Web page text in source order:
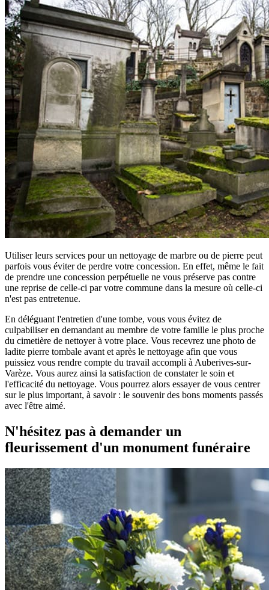
Utiliser leurs services pour un nettoyage de marbre ou de pierre peut
parfois vous éviter de perdre votre concession. En effet, même le fait
de prendre une concession perpétuelle ne vous préserve pas contre
une reprise de celle-ci par votre commune dans la mesure où celle-ci
n'est pas entretenue.
En déléguant l'entretien d'une tombe, vous vous évitez de
culpabiliser en demandant au membre de votre famille le plus proche
du cimetière de nettoyer à votre place. Vous recevrez une photo de
ladite pierre tombale avant et après le nettoyage afin que vous
puissiez vous rendre compte du travail accompli à Auberives-sur-
Varèze. Vous aurez ainsi la satisfaction de constater le soin et
l'efficacité du nettoyage. Vous pourrez alors essayer de vous centrer
sur le plus important, à savoir : le souvenir des bons moments passés
avec l'être aimé.
N'hésitez pas à demander un
fleurissement d'un monument funéraire